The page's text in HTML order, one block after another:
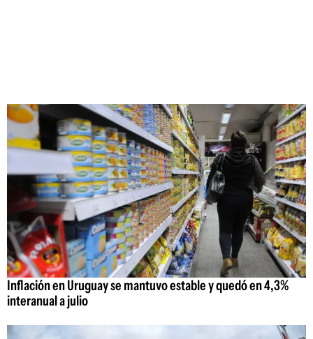
Inflación en Uruguay se mantuvo estable y quedó en 4,3%
interanual a julio